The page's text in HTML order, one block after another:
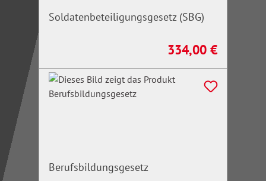
Soldatenbeteiligungsgesetz (SBG)
Regulärer Preis:
334,00 €
Berufsbildungsgesetz